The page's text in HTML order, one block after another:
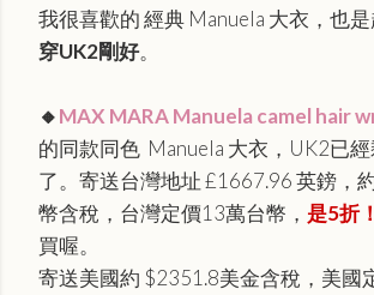
我很喜歡的 經典 Manuela 大衣，也是
穿UK2剛好。
🔸MAX MARA Manuela camel hair
的同款同色 Manuela 大衣，UK2已
了。寄送台灣地址 £1667.96 英鎊，
幣含稅，台灣定價13萬台幣， 是5折！
買喔。
寄送美國約 $2351.8美金含稅，美國